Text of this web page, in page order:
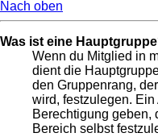
Nach oben
Was ist eine
Wenn du Mitglied in
dient die
den Gruppenrang,
wird, festzulegen.
Berechtigung geben,
Bereich selbst